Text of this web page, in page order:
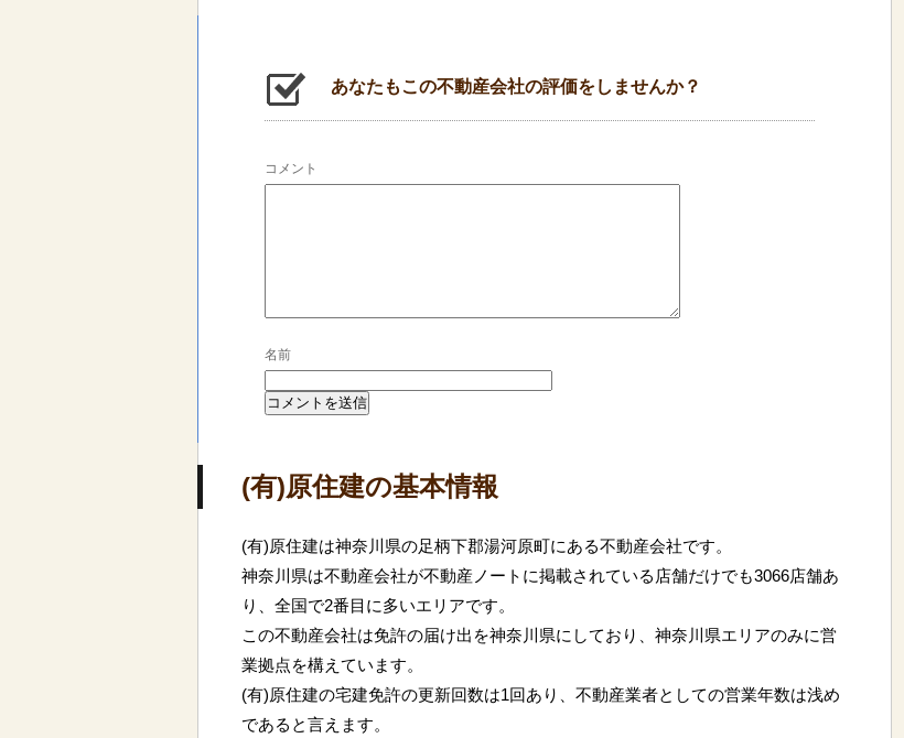
あなたもこの不動産会社の評価をしませんか？
コメント
名前
(有)原住建の基本情報
(有)原住建は神奈川県の足柄下郡湯河原町にある不動産会社です。
神奈川県は不動産会社が不動産ノートに掲載されている店舗だけでも3066店舗あ
り、全国で2番目に多いエリアです。
この不動産会社は免許の届け出を神奈川県にしており、神奈川県エリアのみに営
業拠点を構えています。
(有)原住建の宅建免許の更新回数は1回あり、不動産業者としての営業年数は浅め
であると言えます。